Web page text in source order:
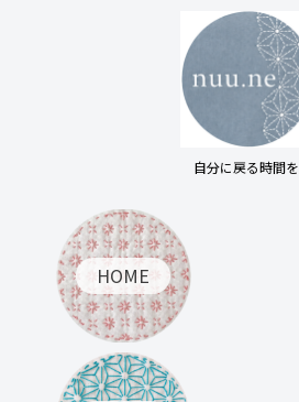
自分に戻る時間を
HOME